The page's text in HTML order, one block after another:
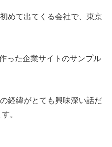
めて出てくる会社で、東京
った企業サイトのサンプル
経緯がとても興味深い話だ
。